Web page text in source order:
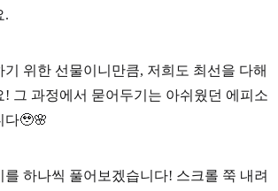
.
위한 선물이니만큼, 저희도 최선을 다해
! 그 과정에서 묻어두기는 아쉬웠던 에피소
다🥹🌸
하나씩 풀어보겠습니다! 스크롤 쭉 내려